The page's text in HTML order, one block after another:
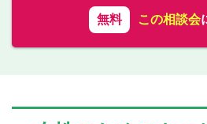
無料 この相談会